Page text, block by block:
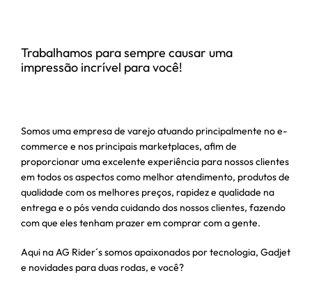
Trabalhamos para sempre causar uma
impressão incrível para você!
Somos uma empresa de varejo atuando principalmente no e-
commerce e nos principais marketplaces, afim de
proporcionar uma excelente experiência para nossos clientes
em todos os aspectos como melhor atendimento, produtos de
qualidade com os melhores preços, rapidez e qualidade na
entrega e o pós venda cuidando dos nossos clientes, fazendo
com que eles tenham prazer em comprar com a gente.
Aqui na AG Rider´s somos apaixonados por tecnologia, Gadjet
e novidades para duas rodas, e você?